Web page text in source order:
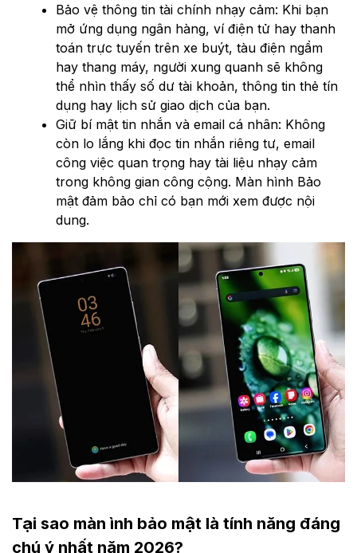
Bảo vệ thông tin tài chính nhạy cảm: Khi bạn
mở ứng dụng ngân hàng, ví điện tử hay thanh
toán trực tuyến trên xe buýt, tàu điện ngầm
hay thang máy, người xung quanh sẽ không
thể nhìn thấy số dư tài khoản, thông tin thẻ tín
dụng hay lịch sử giao dịch của bạn.
Giữ bí mật tin nhắn và email cá nhân: Không
còn lo lắng khi đọc tin nhắn riêng tư, email
công việc quan trọng hay tài liệu nhạy cảm
trong không gian công cộng. Màn hình Bảo
mật đảm bảo chỉ có bạn mới xem được nội
dung.
Tại sao màn ình bảo mật là tính năng đáng
chú ý nhất năm 2026?